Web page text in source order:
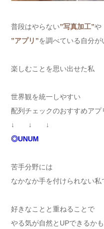
普段はやらない”写真加工”や
”アプリ”を調べている自分が
楽しむことを思い出せた私
世界観を統一しやすい
配列チェックのおすすめアプ
↓ ↓ ↓
◎UNUM
苦手分野には
なかなか手を付けられない私
好きなことと重ねることで
やる気が自然とUPできるかも